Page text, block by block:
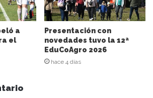
a
el
Presentación con
novedades tuvo la 12ª
EduCoAgro 2026
hace 4 días